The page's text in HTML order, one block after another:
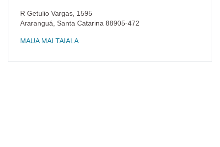
R Getulio Vargas, 1595
Araranguá
Santa Catarina 88905-472
MAUA MAI TAIALA